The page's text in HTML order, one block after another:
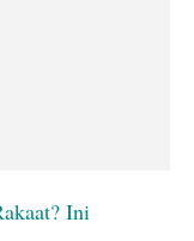
Ini